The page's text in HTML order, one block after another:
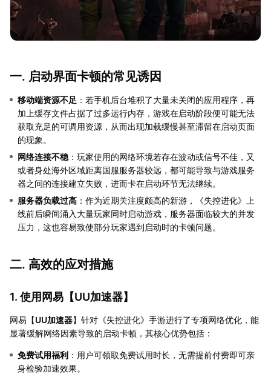
一. 启动界面卡顿的常见诱因
移动端资源不足 ：若手机后台堆积了大量未关闭的应用程序，再
加上缓存文件占据了过多运行内存，游戏在启动阶段便可能无法
获取充足的可调用资源，从而出现加载缓慢甚至滞留在启动页面
的现象。
网络连接不稳 ：玩家使用的网络环境若存在波动或信号不佳，又
或者身处海外区域距离国服服务器较远，都可能导致与游戏服务
器之间的连接建立失败，进而卡在启动环节无法继续。
服务器负载过高 ：作为近期关注度颇高的新游，《失控进化》上
线前后瞬间涌入大量玩家同时启动游戏，服务器面临较大的并发
压力，这也容易致使部分玩家遇到启动时的卡顿问题。
二. 高效的应对措施
1. 使用网易【UU加速器】
网易【UU加速器】针对《失控进化》手游进行了专项网络优化，能
显著缓解网络因素导致的启动卡顿，其核心优势包括：
免费试用福利 ：用户可领取免费试用时长，无需提前付费即可亲
身检验加速效果。